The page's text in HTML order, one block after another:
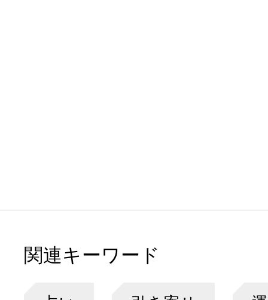
関連キーワード